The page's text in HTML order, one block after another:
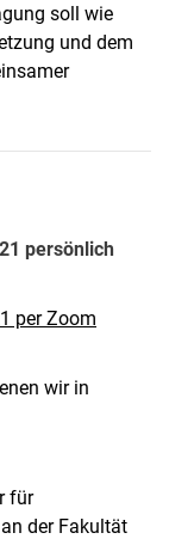
soll wie
und dem
persönlich
per Zoom
wir in
für
der Fakultät